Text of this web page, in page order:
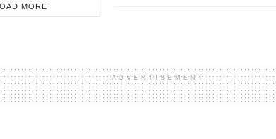
MORE
ADVERTISEMENT